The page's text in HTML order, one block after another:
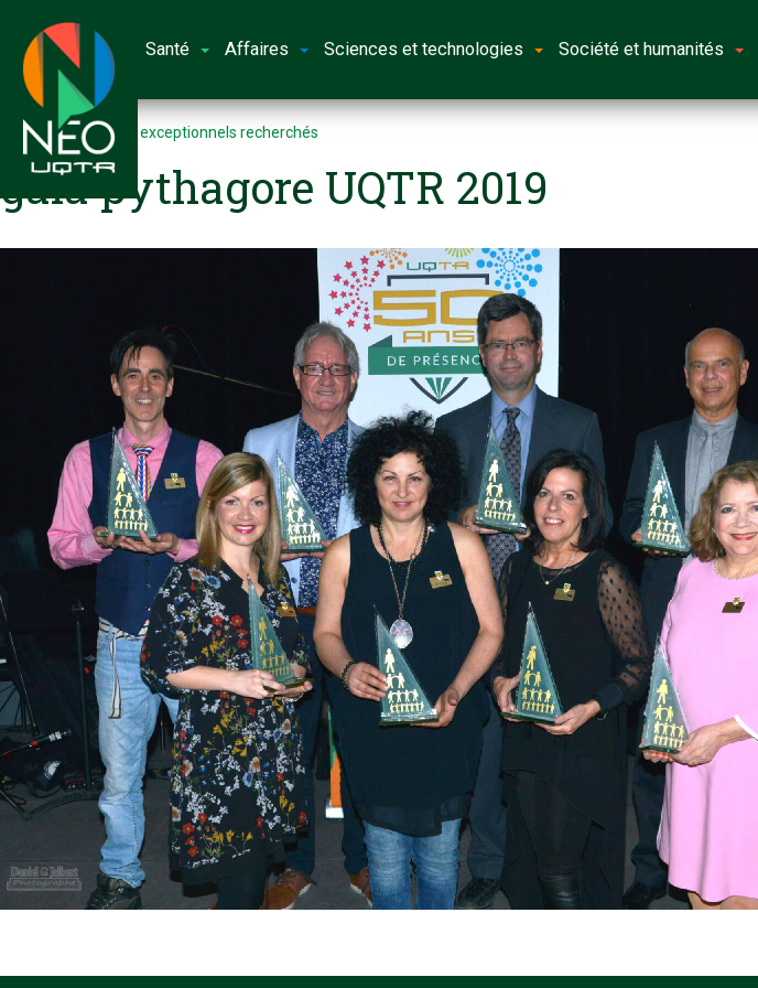
Santé Affaires Sciences et technologies Société et humanités
Accueil Diplômés exceptionnels recherchés
gala pythagore UQTR 2019